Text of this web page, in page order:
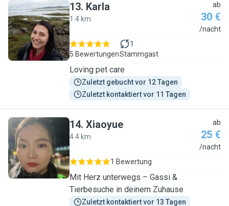
K
13. Karla
1.4 km
ab
30 €
/nacht
5 Bewertungen
1
Stammgast
Loving pet care
Zuletzt gebucht vor 12 Tagen
Zuletzt kontaktiert vor 11 Tagen
X
14. Xiaoyue
4.4 km
ab
25 €
/nacht
1 Bewertung
Mit Herz unterwegs – Gassi &
Tierbesuche in deinem Zuhause
Zuletzt kontaktiert vor 13 Tagen